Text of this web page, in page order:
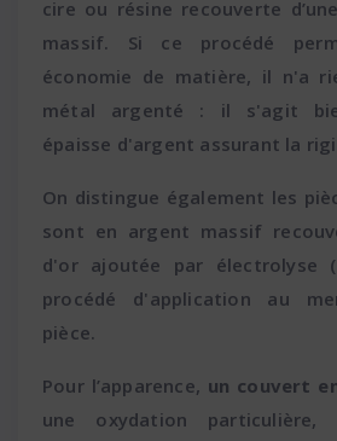
cire ou résine recouverte
massif. Si ce procédé
économie de matière, il n'a
métal argenté : il s'agit
épaisse d'argent assurant la
On distingue également les
sont en argent massif
d'or ajoutée par électrolyse
procédé d'application au
pièce.
Pour l’apparence, un couvert
une oxydation